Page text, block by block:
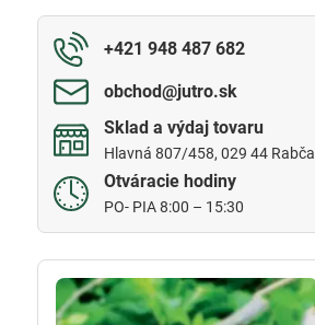
+421 948 487 682
obchod​@jutro​.sk
Sklad a výdaj tovaru
Hlavná 807/458, 029 44 Rabča
Otváracie hodiny
PO- PIA 8:00 – 15:30